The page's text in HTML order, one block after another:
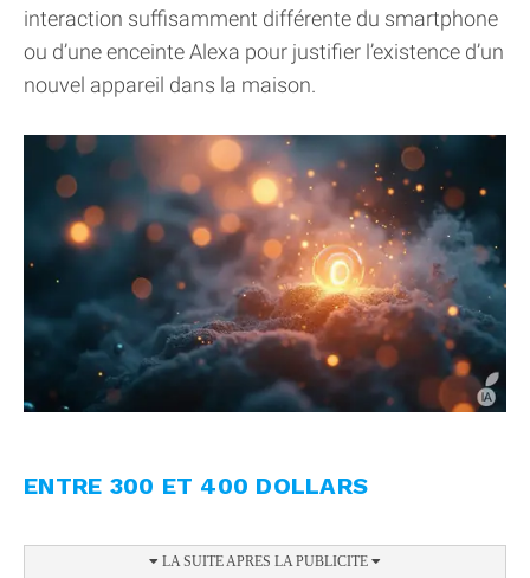
interaction suffisamment différente du smartphone
ou d’une enceinte Alexa pour justifier l’existence d’un
nouvel appareil dans la maison.
ENTRE 300 ET 400 DOLLARS